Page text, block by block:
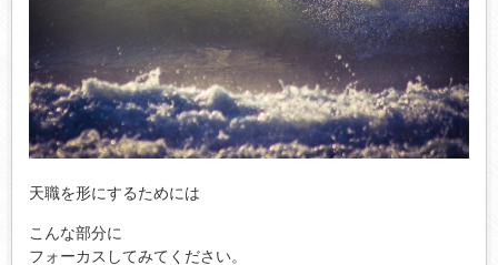
天職を形にするためには
こんな部分に
フォーカスしてみてください。